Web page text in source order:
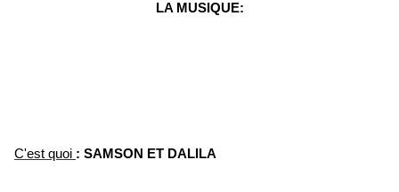
LA MUSIQUE:
C'est quoi : SAMSON ET DALILA